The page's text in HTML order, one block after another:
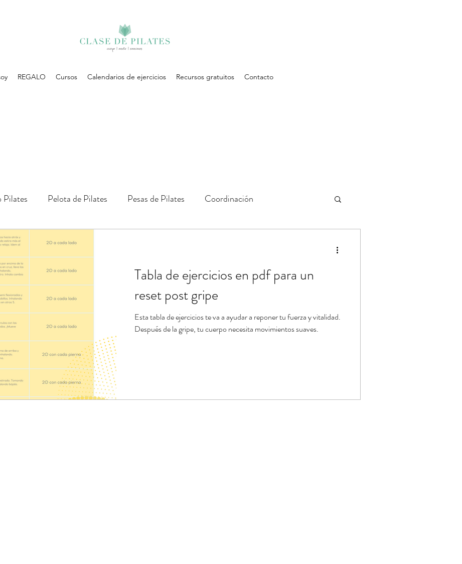
REGALO Cursos Calendarios de ejercicios Recursos gratuitos Contacto
Pilates Pelota de Pilates Pesas de Pilates Coordinación
de ejercicios
Tabla de ejercicios en pdf para un
reset post gripe
Esta tabla de ejercicios te va a ayudar a reponer tu fuerza y vitalidad.
Después de la gripe, tu cuerpo necesita movimientos suaves.